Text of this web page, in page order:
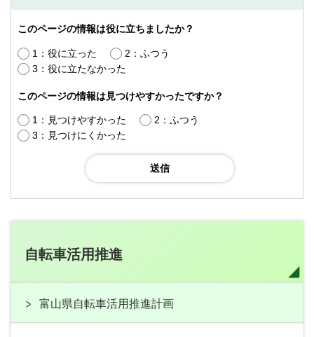
このページの情報は役に立ちましたか？
1：役に立った
2：ふつう
3：役に立たなかった
このページの情報は見つけやすかったですか？
1：見つけやすかった
2：ふつう
3：見つけにくかった
自転車活用推進
富山県自転車活用推進計画